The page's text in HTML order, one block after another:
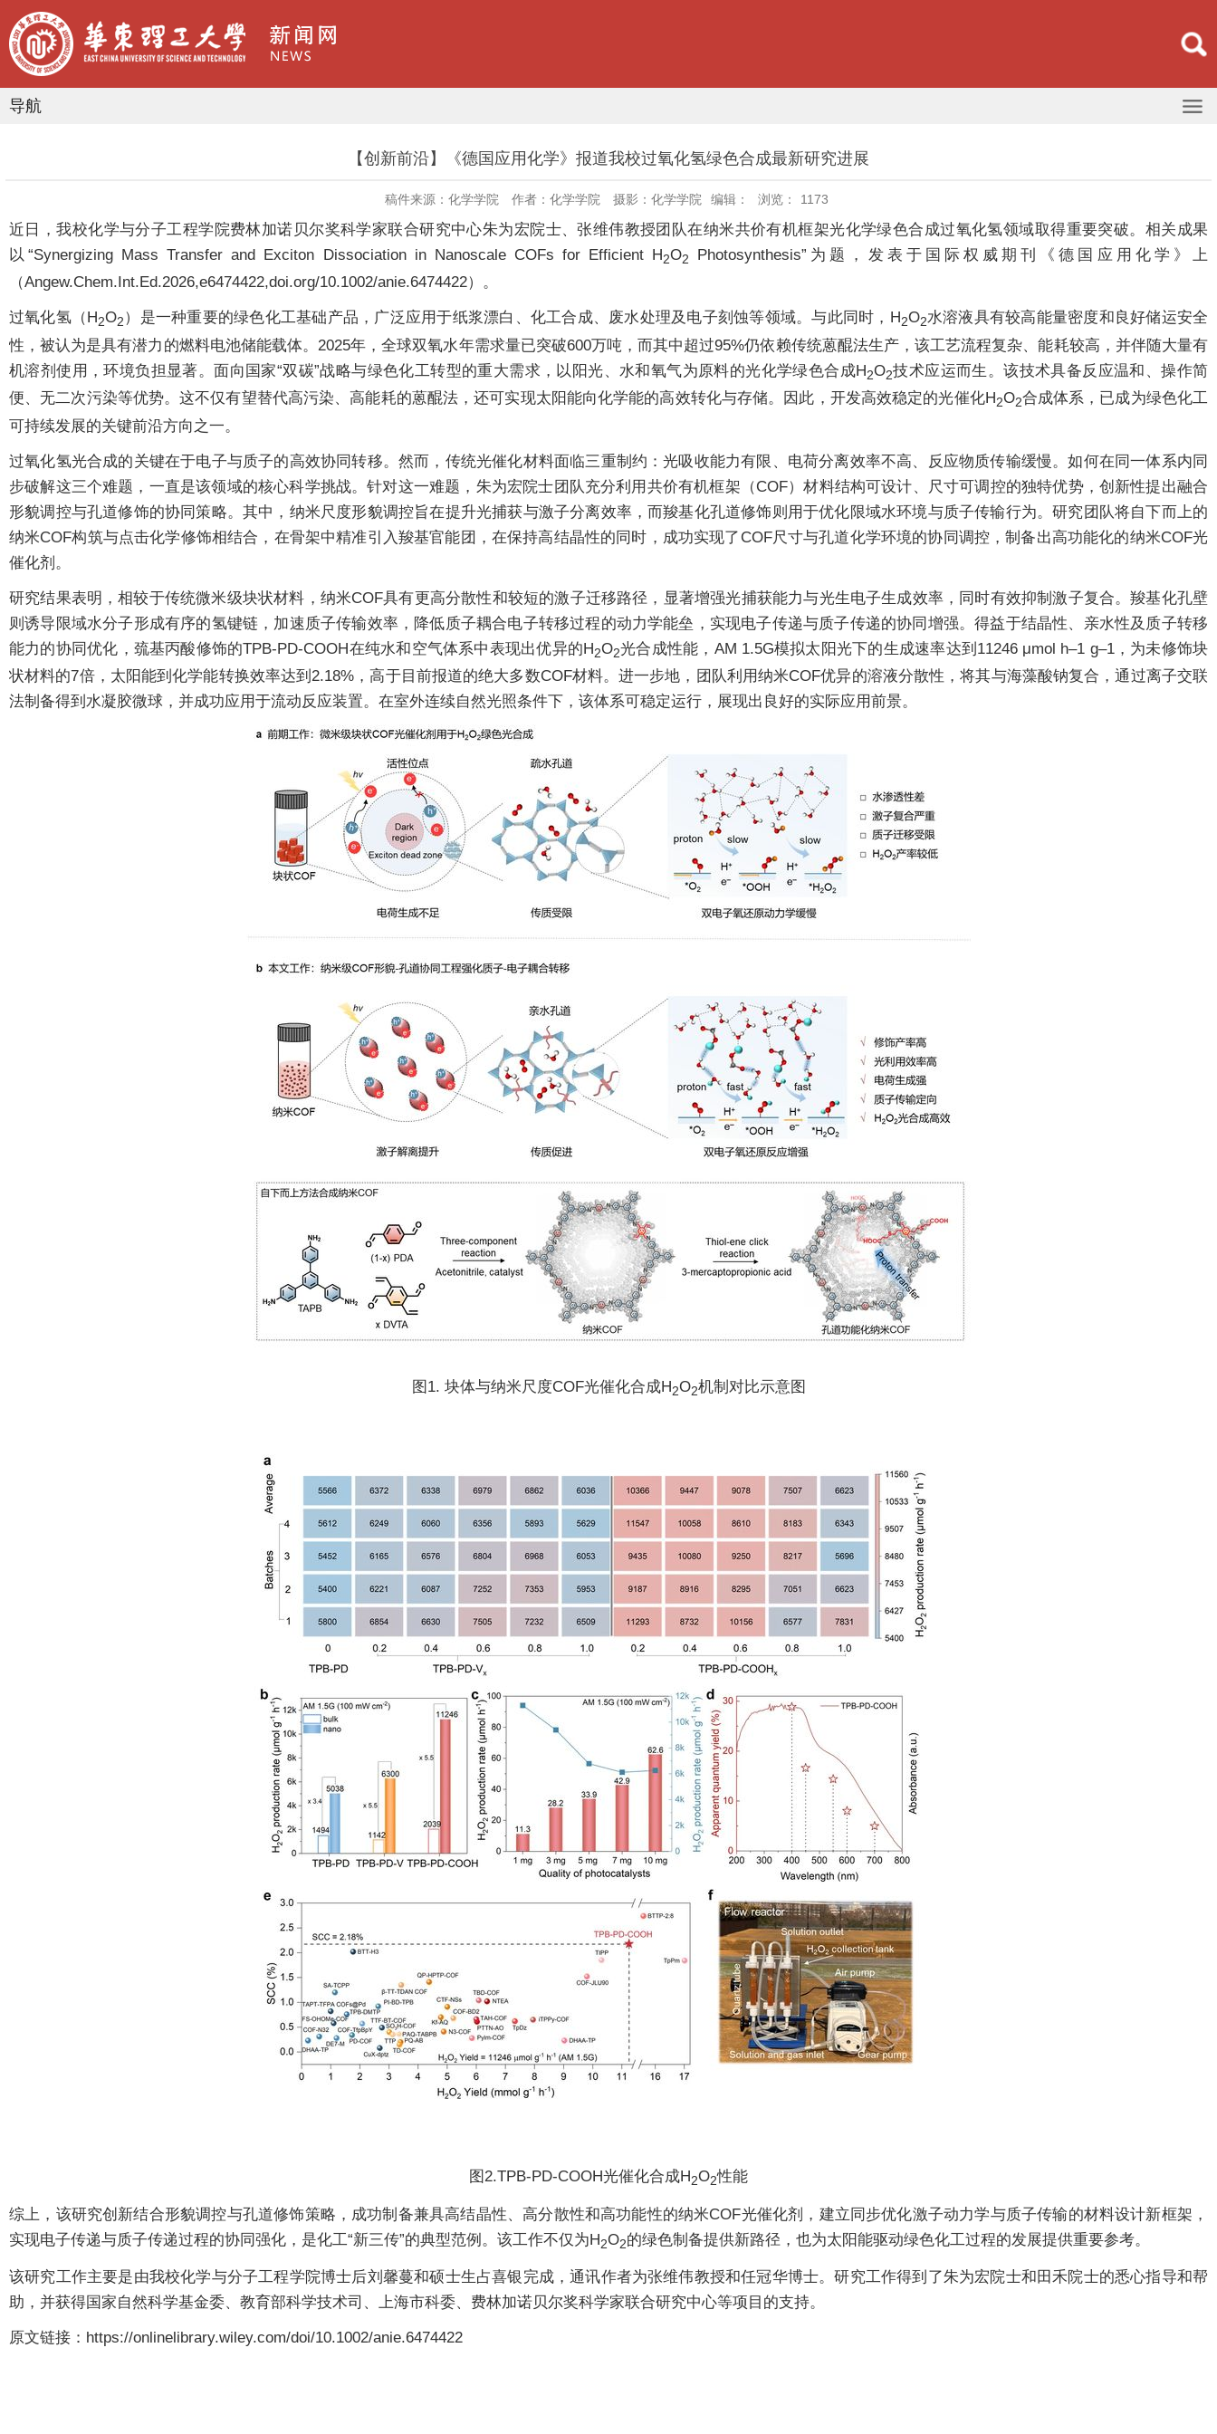
导航
【创新前沿】《德国应用化学》报道我校过氧化氢绿色合成最新研究进展
稿件来源：化学学院 作者：化学学院 摄影：化学学院 编辑： 浏览： 1173
近日，我校化学与分子工程学院费林加诺贝尔奖科学家联合研究中心朱为宏院士、张维伟教授团队在纳米共价有机框架光化学绿色合成过氧化氢领域取得重要突破。相关成果
以“Synergizing Mass Transfer and Exciton Dissociation in Nanoscale COFs for Efficient H2O2
Photosynthesis”为题，发表于国际权威期刊《德国应用化学》上
（Angew.Chem.Int.Ed.2026,e6474422,doi.org/10.1002/anie.6474422）。
过氧化氢（H2O2）是一种重要的绿色化工基础产品，广泛应用于纸浆漂白、化工合成、废水处理及电子刻蚀等领域。与此同时，H2O2水溶液具有较高能量密度和良好储运安全
性，被认为是具有潜力的燃料电池储能载体。2025年，全球双氧水年需求量已突破600万吨，而其中超过95%仍依赖传统蒽醌法生产，该工艺流程复杂、能耗较高，并伴随大量有
机溶剂使用，环境负担显著。面向国家“双碳”战略与绿色化工转型的重大需求，以阳光、水和氧气为原料的光化学绿色合成H2O2技术应运而生。该技术具备反应温和、操作简
便、无二次污染等优势。这不仅有望替代高污染、高能耗的蒽醌法，还可实现太阳能向化学能的高效转化与存储。因此，开发高效稳定的光催化H2O2合成体系，已成为绿色化工
可持续发展的关键前沿方向之一。
过氧化氢光合成的关键在于电子与质子的高效协同转移。然而，传统光催化材料面临三重制约：光吸收能力有限、电荷分离效率不高、反应物质传输缓慢。如何在同一体系内同
步破解这三个难题，一直是该领域的核心科学挑战。针对这一难题，朱为宏院士团队充分利用共价有机框架（COF）材料结构可设计、尺寸可调控的独特优势，创新性提出融合
形貌调控与孔道修饰的协同策略。其中，纳米尺度形貌调控旨在提升光捕获与激子分离效率，而羧基化孔道修饰则用于优化限域水环境与质子传输行为。研究团队将自下而上的
纳米COF构筑与点击化学修饰相结合，在骨架中精准引入羧基官能团，在保持高结晶性的同时，成功实现了COF尺寸与孔道化学环境的协同调控，制备出高功能化的纳米COF光
催化剂。
研究结果表明，相较于传统微米级块状材料，纳米COF具有更高分散性和较短的激子迁移路径，显著增强光捕获能力与光生电子生成效率，同时有效抑制激子复合。羧基化孔壁
则诱导限域水分子形成有序的氢键链，加速质子传输效率，降低质子耦合电子转移过程的动力学能垒，实现电子传递与质子传递的协同增强。得益于结晶性、亲水性及质子转移
能力的协同优化，巯基丙酸修饰的TPB-PD-COOH在纯水和空气体系中表现出优异的H2O2光合成性能，AM 1.5G模拟太阳光下的生成速率达到11246 μmol h–1 g–1，为未修饰块
状材料的7倍，太阳能到化学能转换效率达到2.18%，高于目前报道的绝大多数COF材料。进一步地，团队利用纳米COF优异的溶液分散性，将其与海藻酸钠复合，通过离子交联
法制备得到水凝胶微球，并成功应用于流动反应装置。在室外连续自然光照条件下，该体系可稳定运行，展现出良好的实际应用前景。
图1. 块体与纳米尺度COF光催化合成H2O2机制对比示意图
图2.TPB-PD-COOH光催化合成H2O2性能
综上，该研究创新结合形貌调控与孔道修饰策略，成功制备兼具高结晶性、高分散性和高功能性的纳米COF光催化剂，建立同步优化激子动力学与质子传输的材料设计新框架，
实现电子传递与质子传递过程的协同强化，是化工“新三传”的典型范例。该工作不仅为H2O2的绿色制备提供新路径，也为太阳能驱动绿色化工过程的发展提供重要参考。
该研究工作主要是由我校化学与分子工程学院博士后刘馨蔓和硕士生占喜银完成，通讯作者为张维伟教授和任冠华博士。研究工作得到了朱为宏院士和田禾院士的悉心指导和帮
助，并获得国家自然科学基金委、教育部科学技术司、上海市科委、费林加诺贝尔奖科学家联合研究中心等项目的支持。
原文链接：https://onlinelibrary.wiley.com/doi/10.1002/anie.6474422